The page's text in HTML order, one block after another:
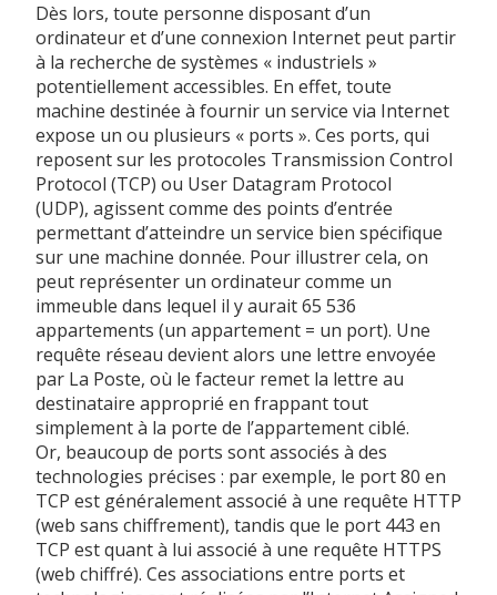
Dès lors, toute personne disposant d’un
ordinateur et d’une connexion Internet peut partir
à la recherche de systèmes « industriels »
potentiellement accessibles. En effet, toute
machine destinée à fournir un service via Internet
expose un ou plusieurs « ports ». Ces ports, qui
reposent sur les protocoles Transmission Control
Protocol (TCP) ou User Datagram Protocol
(UDP), agissent comme des points d’entrée
permettant d’atteindre un service bien spécifique
sur une machine donnée. Pour illustrer cela, on
peut représenter un ordinateur comme un
immeuble dans lequel il y aurait 65 536
appartements (un appartement = un port). Une
requête réseau devient alors une lettre envoyée
par La Poste, où le facteur remet la lettre au
destinataire approprié en frappant tout
simplement à la porte de l’appartement ciblé.
Or, beaucoup de ports sont associés à des
technologies précises : par exemple, le port 80 en
TCP est généralement associé à une requête HTTP
(web sans chiffrement), tandis que le port 443 en
TCP est quant à lui associé à une requête HTTPS
(web chiffré). Ces associations entre ports et